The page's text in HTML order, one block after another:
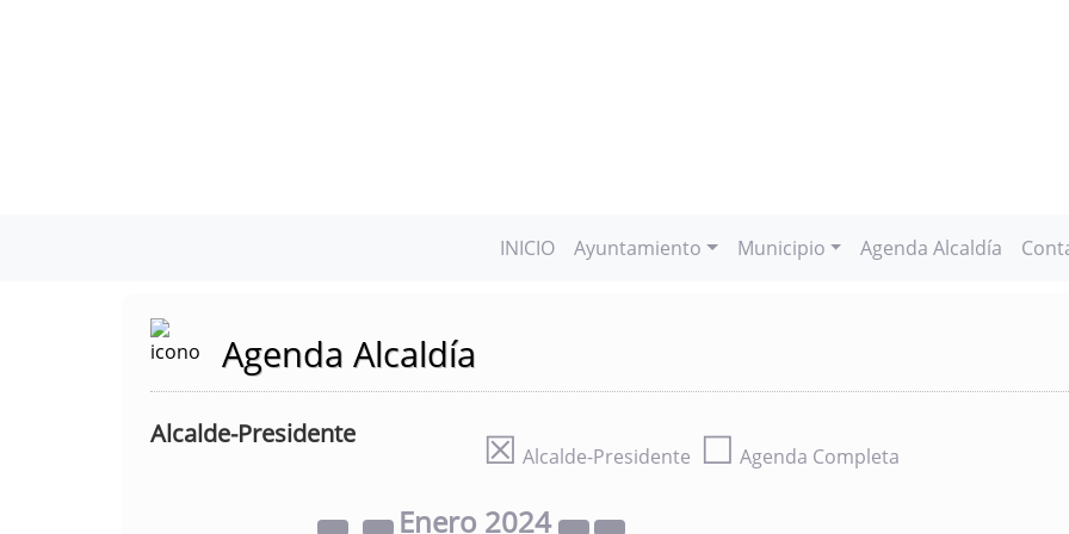
INICIO Ayuntamiento Municipio Agenda Alcaldía
Agenda Alcaldía
Alcalde-Presidente ☒ Alcalde-Presidente ☐ Agenda Completa
Enero 2024